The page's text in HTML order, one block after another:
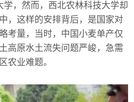
学，然而，西北农林科技大学却
，这样的安排背后，是国家对
考量，当时，中国小麦单产仅
高原水土流失问题严峻，急需
农业难题。